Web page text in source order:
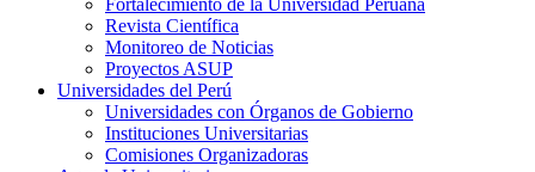
Fortalecimiento de la Universidad Peruana
Revista Científica
Monitoreo de Noticias
Proyectos ASUP
Universidades del Perú
Universidades con Órganos de Gobierno
Instituciones Universitarias
Comisiones Organizadoras